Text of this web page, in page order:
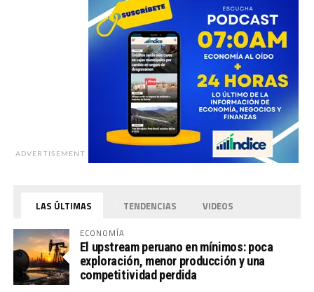
ADVERTISEMENT
LAS ÚLTIMAS TENDENCIAS VIDEOS
ECONOMÍA
El upstream peruano en mínimos: poca
exploración, menor producción y una
competitividad perdida